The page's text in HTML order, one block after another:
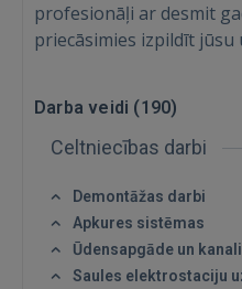
profesionāļi ar desmit
priecāsimies izpildīt jūsu
Darba veidi (190)
Celtniecības darbi
Demontāžas darbi
Apkures sistēmas
Ūdensapgāde un
Saules elektrostaciju